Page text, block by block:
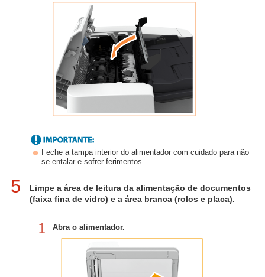
Feche a tampa interior do alimentador com cuidado para não
se entalar e sofrer ferimentos.
5
Limpe a área de leitura da alimentação de documentos
(faixa fina de vidro) e a área branca (rolos e placa).
Abra o alimentador.